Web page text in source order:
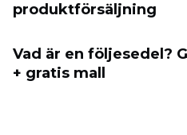
produktförsäljning
Vad är en följesedel?
+ gratis mall